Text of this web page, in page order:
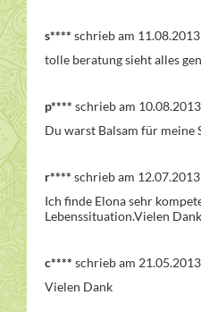
s**** schrieb am 11.08.2013
tolle beratung sieht alles
p**** schrieb am 10.08.2013
Du warst Balsam für meine
r**** schrieb am 12.07.2013
Ich finde Elona sehr
Lebenssituation.Vielen
c**** schrieb am 21.05.2013
Vielen Dank